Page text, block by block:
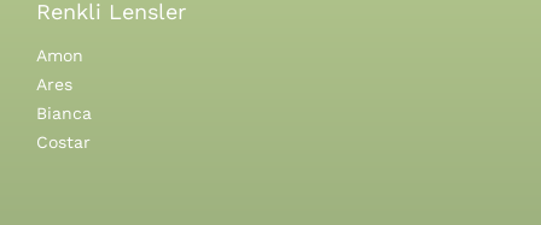
Renkli Lensler
Amon
Ares
Bianca
Costar